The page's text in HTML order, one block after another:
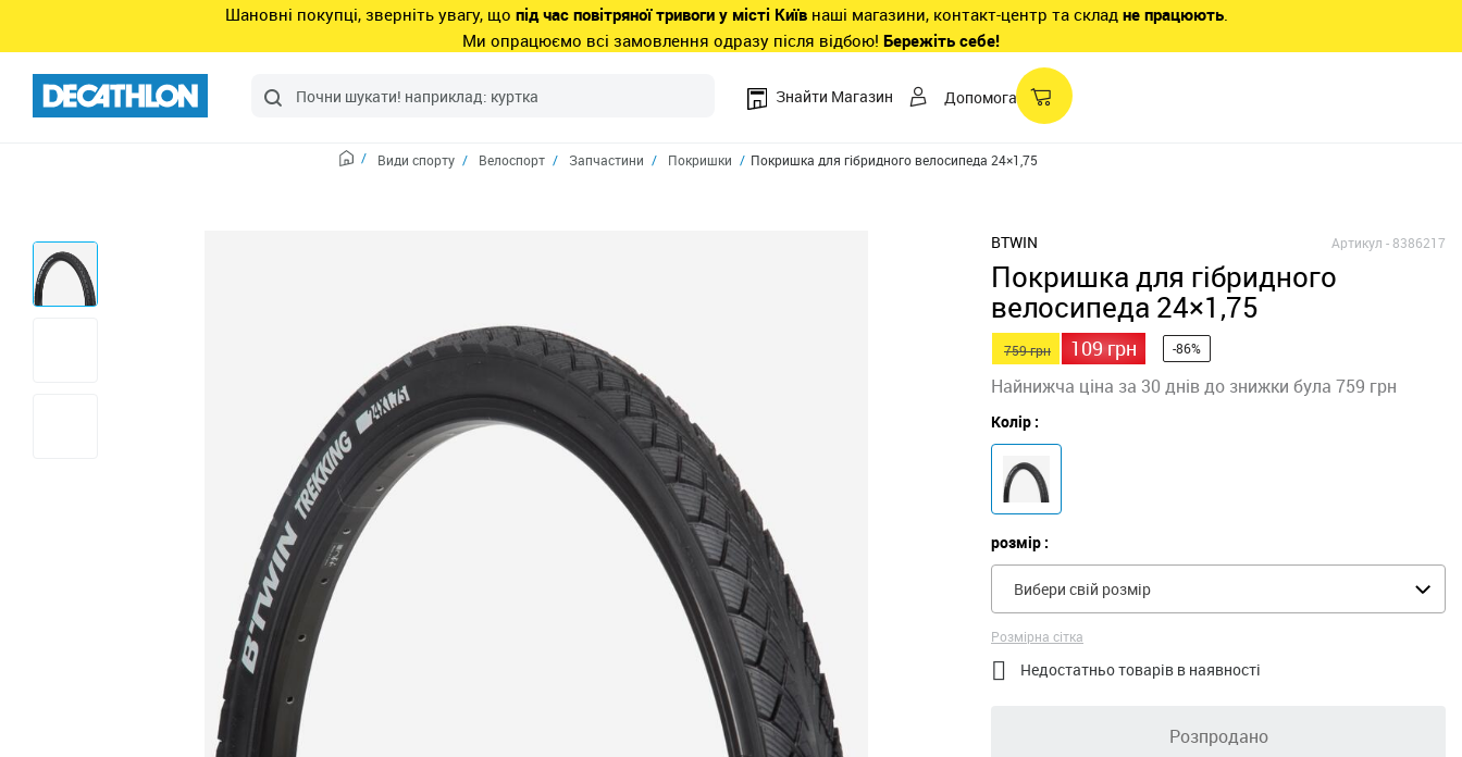
Шановні покупці, зверніть увагу, що під час повітряної тривоги у місті Київ наші магазини, контакт-центр та склад не працюють.
Ми опрацюємо всі замовлення одразу після відбою! Бережіть себе!
Знайти Магазин Допомога
Види спорту Велоспорт Запчастини Покришки Покришка для гібридного велосипеда 24×1,75
BTWIN Артикул -8386217
Покришка для гібридного
велосипеда 24×1,75
759 грн 109 грн -86%
Найнижча ціна за 30 днів до знижки була 759 грн
Колір :
розмір :
Вибери свій розмір
Розмірна сітка
 Недостатньо товарів в наявності
Розпродано